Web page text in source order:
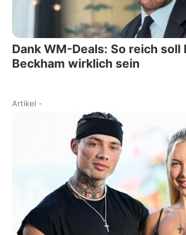
Dank WM-Deals: So reich soll
Beckham wirklich sein
Artikel -